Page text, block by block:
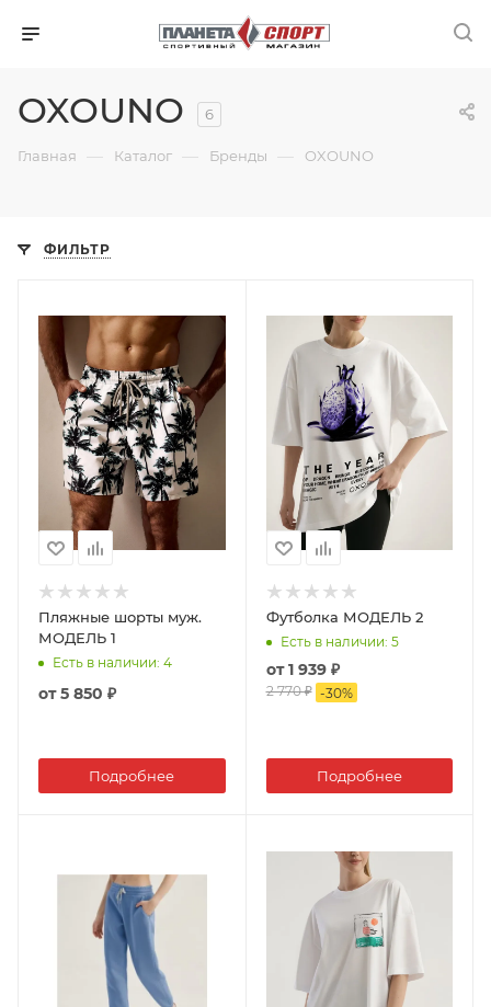
OXOUNO 6
Главная — Каталог — Бренды — OXOUNO
ФИЛЬТР
Пляжные шорты муж.
МОДЕЛЬ 1
Есть в наличии: 4
от5 850 ₽
Подробнее
Футболка МОДЕЛЬ 2
Есть в наличии: 5
от1 939 ₽
2 770 ₽ -30%
Подробнее